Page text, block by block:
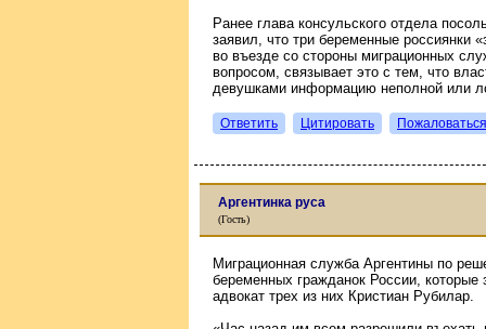
Ранее глава консульского отдела
заявил, что три беременные россиянки
во въезде со стороны миграционных
вопросом, связывает это с тем, что
девушками информацию неполной или
Ответить Цитировать Пожаловаться
Аргентинка руса
(Гость)
Миграционная служба Аргентины по
беременных гражданок России,
адвокат трех из них Кристиан Рубилар.